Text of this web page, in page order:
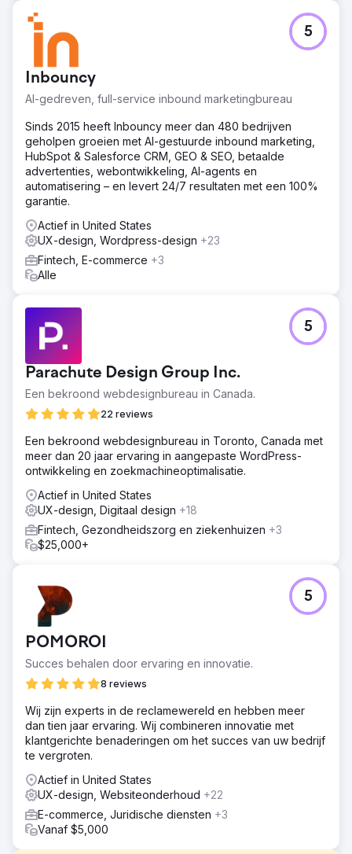
Inbouncy
AI-gedreven, full-service inbound marketingbureau
5
Sinds 2015 heeft Inbouncy meer dan 480 bedrijven
geholpen groeien met AI-gestuurde inbound marketing,
HubSpot & Salesforce CRM, GEO & SEO, betaalde
advertenties, webontwikkeling, AI-agents en
automatisering – en levert 24/7 resultaten met een 100%
garantie.
Actief in United States
UX-design, Wordpress-design +23
Fintech, E-commerce +3
Alle
Parachute Design Group Inc.
Een bekroond webdesignbureau in Canada.
22 reviews
5
Een bekroond webdesignbureau in Toronto, Canada met
meer dan 20 jaar ervaring in aangepaste WordPress-
ontwikkeling en zoekmachineoptimalisatie.
Actief in United States
UX-design, Digitaal design +18
Fintech, Gezondheidszorg en ziekenhuizen +3
$25,000+
POMOROI
Succes behalen door ervaring en innovatie.
8 reviews
5
Wij zijn experts in de reclamewereld en hebben meer
dan tien jaar ervaring. Wij combineren innovatie met
klantgerichte benaderingen om het succes van uw bedrijf
te vergroten.
Actief in United States
UX-design, Websiteonderhoud +22
E-commerce, Juridische diensten +3
Vanaf $5,000